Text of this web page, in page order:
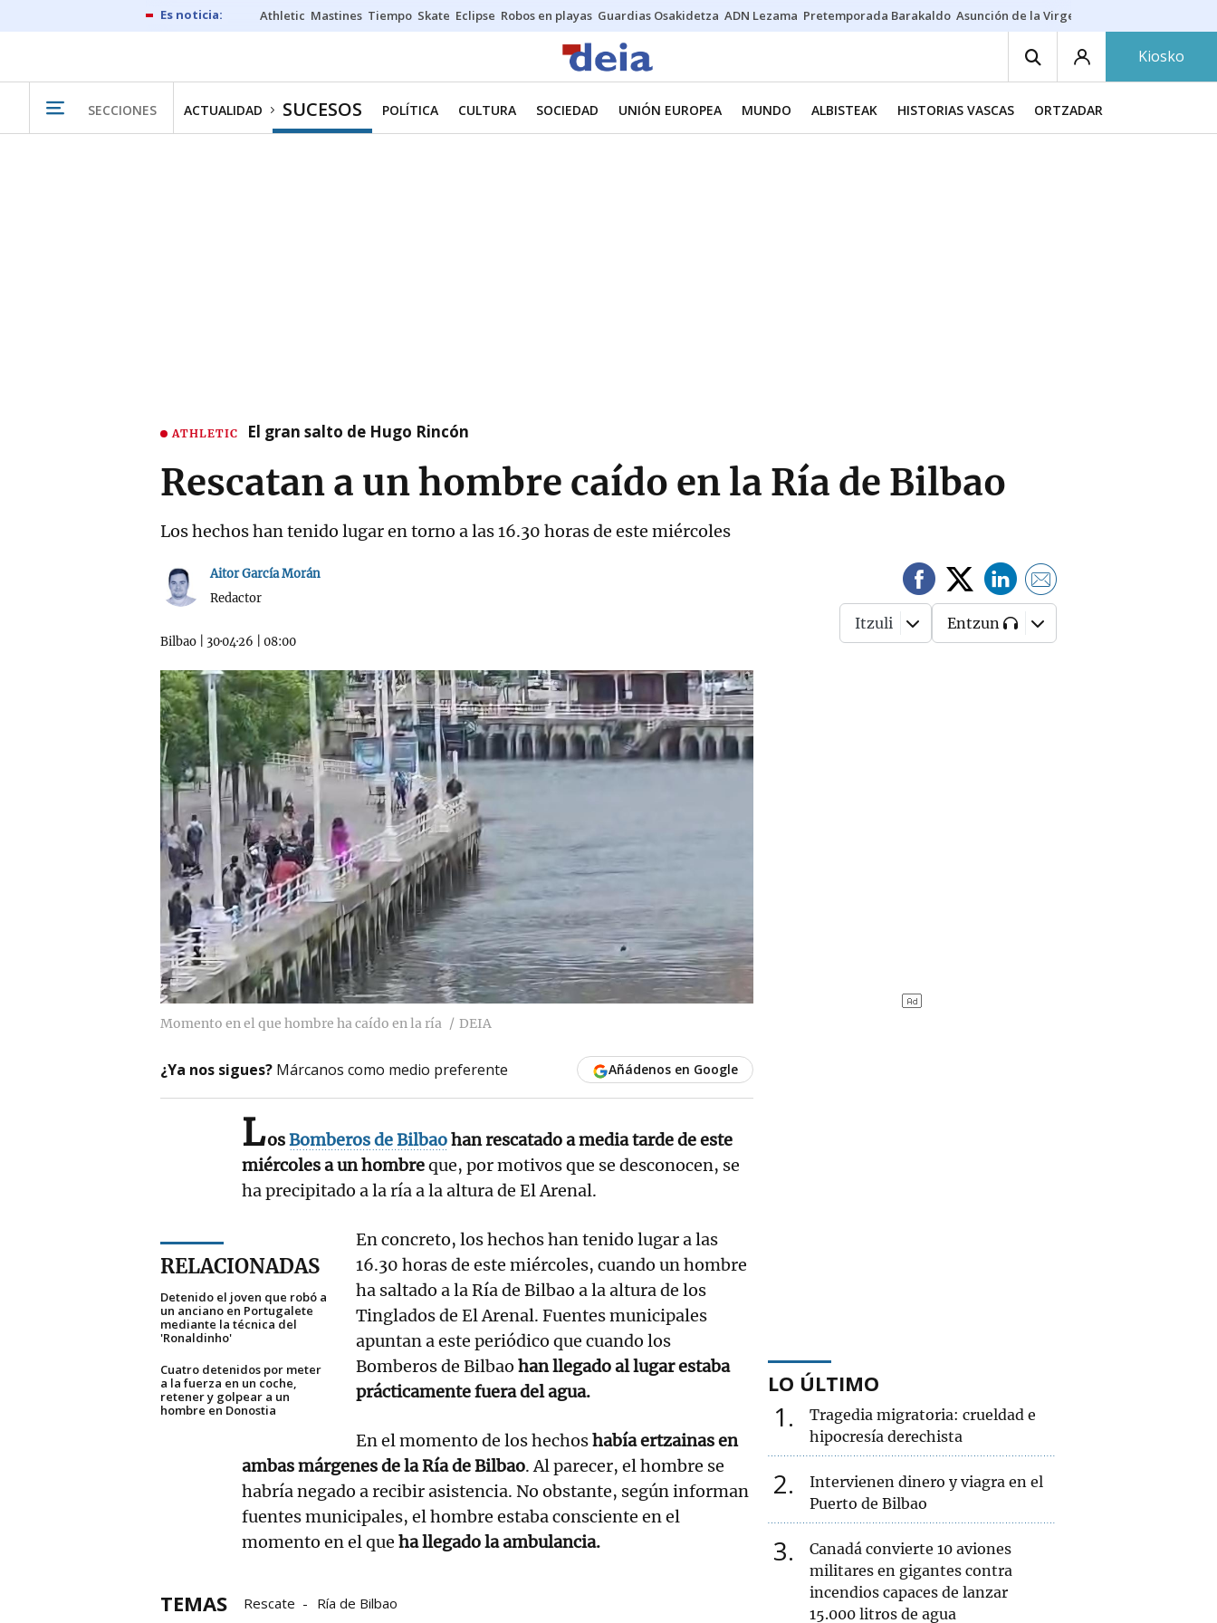
Athletic Mastines Tiempo Skate Eclipse Robos en playas Guardias Osakidetza ADN Lezama Pretemporada Barakaldo Asunción de la Virgen
Kiosko
SECCIONES ACTUALIDAD SUCESOS POLÍTICA CULTURA SOCIEDAD UNIÓN EUROPEA MUNDO ALBISTEAK HISTORIAS VASCAS ORTZADAR
ATHLETIC El gran salto de Hugo Rincón
Rescatan a un hombre caído en la Ría de Bilbao
Los hechos han tenido lugar en torno a las 16.30 horas de este miércoles
Aitor García Morán
Redactor
Bilbao 30·04·26 08:00
Itzuli Entzun
Momento en el que hombre ha caído en la ría DEIA
¿Ya nos sigues? Márcanos como medio preferente Añádenos en Google
LosBomberos de Bilbaohan rescatado a media tarde de este
miércoles a un hombreque, por motivos que se desconocen, se
ha precipitado a la ría a la altura de El Arenal.
RELACIONADAS
Detenido el joven que robó a
un anciano en Portugalete
mediante la técnica del
'Ronaldinho'
Cuatro detenidos por meter
a la fuerza en un coche,
retener y golpear a un
hombre en Donostia
En concreto, los hechos han tenido lugar a las
16.30 horas de este miércoles, cuando un hombre
ha saltado a la Ría de Bilbao a la altura de los
Tinglados de El Arenal. Fuentes municipales
apuntan a este periódico que cuando los
Bomberos de Bilbaohan llegado al lugar estaba
prácticamente fuera del agua.
En el momento de los hechoshabía ertzainas en
ambas márgenes de la Ría de Bilbao. Al parecer, el hombre se
habría negado a recibir asistencia. No obstante, según informan
fuentes municipales, el hombre estaba consciente en el
momento en el que ha llegado la ambulancia.
TEMAS Rescate Ría de Bilbao
LO ÚLTIMO
1
Tragedia migratoria: crueldad e
hipocresía derechista
2
Intervienen dinero y viagra en el
Puerto de Bilbao
3
Canadá convierte 10 aviones
militares en gigantes contra
incendios capaces de lanzar
15.000 litros de agua